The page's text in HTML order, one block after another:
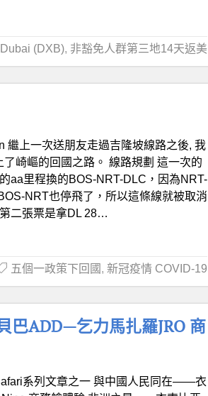
(DXB), 非豁免人群第三地14天返美
繼上一次送朋友走過吉隆坡線路之後, 我
了崎嶇的回國之路。 線路規劃 這一次的
aa里程換的BOS-NRT-DLC，因為NRT-
NRT也停飛了，所以這條線就被取消
二張票是拿DL 28…
五個一政策下回國 , 新冠疫情 COVID-19
巴ADD—乞力馬扎羅JRO 商
系列文章之一 與中國人民同在——衣